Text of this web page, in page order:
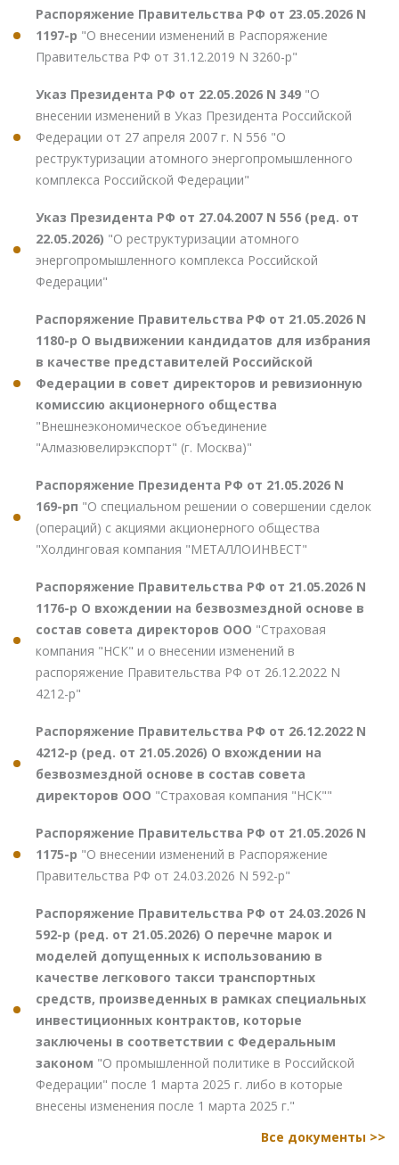
Распоряжение Правительства РФ от 23.05.2026 N
1197-р "О внесении изменений в Распоряжение
Правительства РФ от 31.12.2019 N 3260-р"
Указ Президента РФ от 22.05.2026 N 349 "О
внесении изменений в Указ Президента Российской
Федерации от 27 апреля 2007 г. N 556 "О
реструктуризации атомного энергопромышленного
комплекса Российской Федерации"
Указ Президента РФ от 27.04.2007 N 556 (ред. от
22.05.2026) "О реструктуризации атомного
энергопромышленного комплекса Российской
Федерации"
Распоряжение Правительства РФ от 21.05.2026 N
1180-р О выдвижении кандидатов для избрания
в качестве представителей Российской
Федерации в совет директоров и ревизионную
комиссию акционерного общества
"Внешнеэкономическое объединение
"Алмазювелирэкспорт" (г. Москва)"
Распоряжение Президента РФ от 21.05.2026 N
169-рп "О специальном решении о совершении сделок
(операций) с акциями акционерного общества
"Холдинговая компания "МЕТАЛЛОИНВЕСТ"
Распоряжение Правительства РФ от 21.05.2026 N
1176-р О вхождении на безвозмездной основе в
состав совета директоров ООО "Страховая
компания "НСК" и о внесении изменений в
распоряжение Правительства РФ от 26.12.2022 N
4212-р"
Распоряжение Правительства РФ от 26.12.2022 N
4212-р (ред. от 21.05.2026) О вхождении на
безвозмездной основе в состав совета
директоров ООО "Страховая компания "НСК""
Распоряжение Правительства РФ от 21.05.2026 N
1175-р "О внесении изменений в Распоряжение
Правительства РФ от 24.03.2026 N 592-р"
Распоряжение Правительства РФ от 24.03.2026 N
592-р (ред. от 21.05.2026) О перечне марок и
моделей допущенных к использованию в
качестве легкового такси транспортных
средств, произведенных в рамках специальных
инвестиционных контрактов, которые
заключены в соответствии с Федеральным
законом "О промышленной политике в Российской
Федерации" после 1 марта 2025 г. либо в которые
внесены изменения после 1 марта 2025 г."
Все документы >>